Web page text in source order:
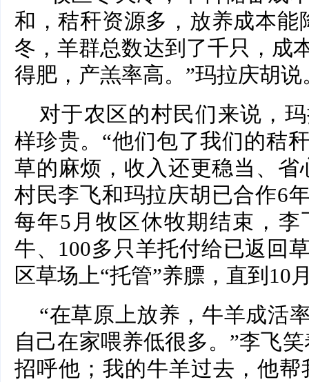
和，秸秆资源多，放养成本能
冬，羊群总数达到了千只，成
得肥，产羔率高。”玛拉庆胡说
对于农区的村民们来说，
样珍贵。“他们包了我们的秸
草的麻烦，收入还更稳当、省
村民李飞和玛拉庆胡已合作6
每年5月牧区休牧期结束，
牛、100多只羊托付给已返回
区草场上“托管”养膘，直到10
“在草原上放养，牛羊成活
自己在家喂养低很多。”李飞
招呼他；我的牛羊过去，他帮